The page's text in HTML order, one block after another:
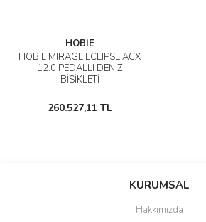
HOBIE
HOBIE MIRAGE ECLIPSE ACX
12.0 PEDALLI DENİZ
BİSİKLETİ
260.527,11 TL
KURUMSAL
Hakkımızda